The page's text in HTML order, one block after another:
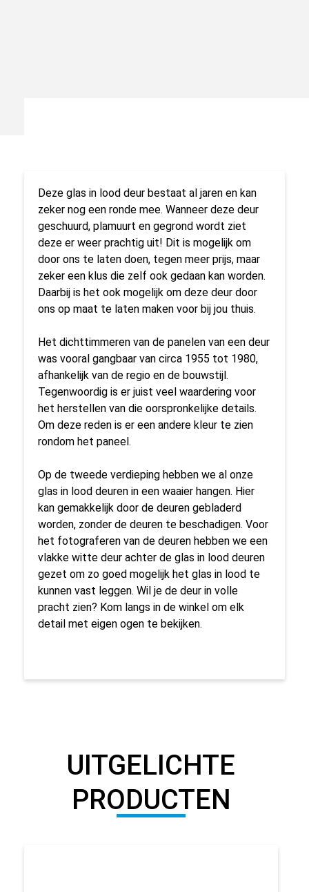
Deze glas in lood deur bestaat al jaren en kan
zeker nog een ronde mee. Wanneer deze deur
geschuurd, plamuurt en gegrond wordt ziet
deze er weer prachtig uit! Dit is mogelijk om
door ons te laten doen, tegen meer prijs, maar
zeker een klus die zelf ook gedaan kan worden.
Daarbij is het ook mogelijk om deze deur door
ons op maat te laten maken voor bij jou thuis.
Het dichttimmeren van de panelen van een deur
was vooral gangbaar van circa 1955 tot 1980,
afhankelijk van de regio en de bouwstijl.
Tegenwoordig is er juist veel waardering voor
het herstellen van die oorspronkelijke details.
Om deze reden is er een andere kleur te zien
rondom het paneel.
Op de tweede verdieping hebben we al onze
glas in lood deuren in een waaier hangen. Hier
kan gemakkelijk door de deuren gebladerd
worden, zonder de deuren te beschadigen. Voor
het fotograferen van de deuren hebben we een
vlakke witte deur achter de glas in lood deuren
gezet om zo goed mogelijk het glas in lood te
kunnen vast leggen. Wil je de deur in volle
pracht zien? Kom langs in de winkel om elk
detail met eigen ogen te bekijken.
UITGELICHTE
PRODUCTEN